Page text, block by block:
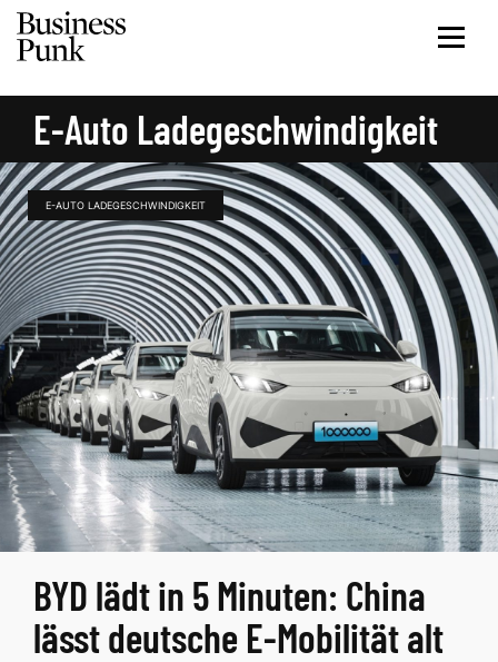
E-Auto Ladegeschwindigkeit
E-AUTO LADEGESCHWINDIGKEIT
BYD lädt in 5 Minuten: China
lässt deutsche E-Mobilität alt